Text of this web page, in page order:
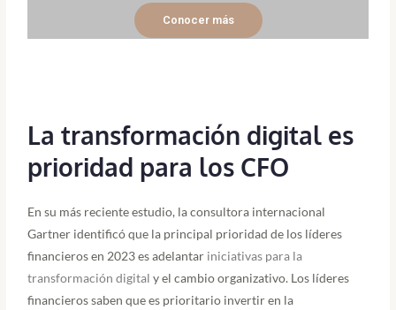
Conocer más
La transformación digital es
prioridad para los CFO
En su más reciente estudio, la consultora internacional
Gartner identificó que la principal prioridad de los líderes
financieros en 2023 es adelantar iniciativas para la
transformación digital y el cambio organizativo. Los líderes
financieros saben que es prioritario invertir en la